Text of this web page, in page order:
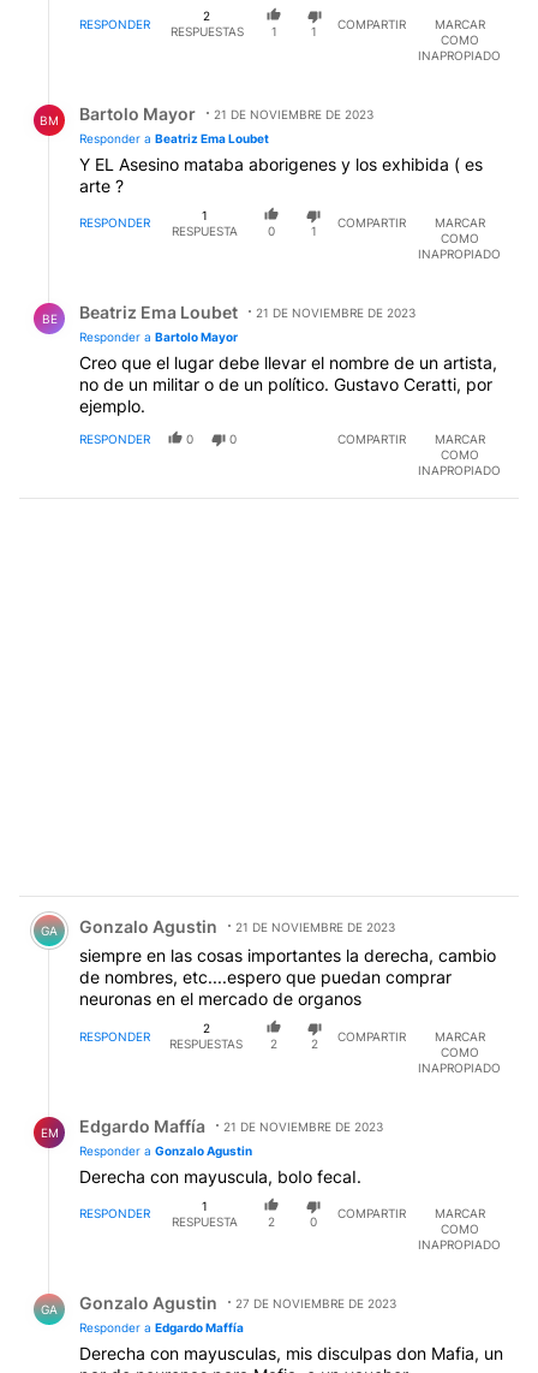
RESPONDER
2
RESPUESTAS
1 1
COMPARTIR
MARCAR
COMO
INAPROPIADO
BM Bartolo Mayor
21 DE NOVIEMBRE DE 2023
Responder a Beatriz Ema Loubet
Y EL Asesino mataba aborigenes y los exhibida ( es
arte ?
RESPONDER
1
RESPUESTA
0 1
COMPARTIR
MARCAR
COMO
INAPROPIADO
BE Beatriz Ema Loubet
21 DE NOVIEMBRE DE 2023
Responder a Bartolo Mayor
Creo que el lugar debe llevar el nombre de un artista,
no de un militar o de un político. Gustavo Ceratti, por
ejemplo.
RESPONDER 0 0 COMPARTIR
MARCAR
COMO
INAPROPIADO
Comentario de Gonzalo Agustin.
GA Gonzalo Agustin 21 DE NOVIEMBRE DE 2023
siempre en las cosas importantes la derecha, cambio
de nombres, etc....espero que puedan comprar
neuronas en el mercado de organos
RESPONDER
2
RESPUESTAS
2 2
COMPARTIR
MARCAR
COMO
INAPROPIADO
EM Edgardo Maffía
21 DE NOVIEMBRE DE 2023
Responder a Gonzalo Agustin
Derecha con mayuscula, boIo fecaI.
RESPONDER
1
RESPUESTA
2 0
COMPARTIR
MARCAR
COMO
INAPROPIADO
GA Gonzalo Agustin
27 DE NOVIEMBRE DE 2023
Responder a Edgardo Maffía
Derecha con mayusculas, mis disculpas don Mafia, un